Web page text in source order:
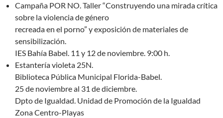
Campaña POR NO. Taller “Construyendo una mirada crítica
sobre la violencia de género
recreada en el porno” y exposición de materiales de
sensibilización.
IES Bahía Babel. 11 y 12 de noviembre. 9:00 h.
Estantería violeta 25N.
Biblioteca Pública Municipal Florida-Babel.
25 de noviembre al 31 de diciembre.
Dpto de Igualdad. Unidad de Promoción de la Igualdad
Zona Centro-Playas